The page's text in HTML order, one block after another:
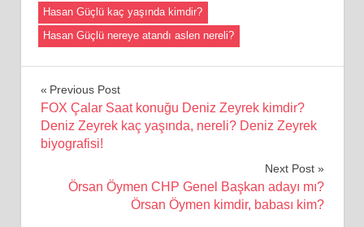
Hasan Güçlü kaç yaşında kimdir?
Hasan Güçlü nereye atandı aslen nereli?
Yazı
gezinmesi
Previous Post
FOX Çalar Saat konuğu Deniz Zeyrek kimdir?
Deniz Zeyrek kaç yaşında, nereli? Deniz Zeyrek
biyografisi!
Next Post
Örsan Öymen CHP Genel Başkan adayı mı?
Örsan Öymen kimdir, babası kim?